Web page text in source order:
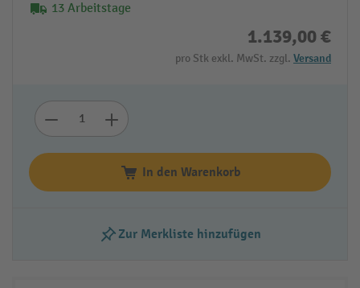
13 Arbeitstage
1.139,00 €
pro Stk exkl. MwSt. zzgl. Versand
In den Warenkorb
Zur Merkliste hinzufügen